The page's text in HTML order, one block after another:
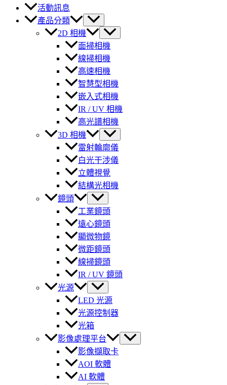
活動訊息
產品分類
2D 相機
面掃相機
線掃相機
高速相機
智慧型相機
嵌入式相機
IR / UV 相機
高光譜相機
3D 相機
雷射輪廓儀
白光干涉儀
立體視覺
結構光相機
鏡頭
工業鏡頭
遠心鏡頭
顯微物鏡
微距鏡頭
線掃鏡頭
IR / UV 鏡頭
光源
LED 光源
光源控制器
光箱
影像處理平台
影像擷取卡
AOI 軟體
AI 軟體